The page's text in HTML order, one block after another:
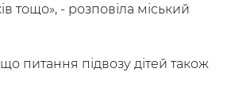
тощо», - розповіла міський
питання підвозу дітей також